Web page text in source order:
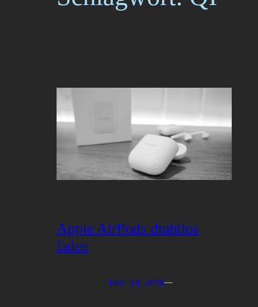
Apple AirPods drahtlos
laden
Dez. 24, 2018—